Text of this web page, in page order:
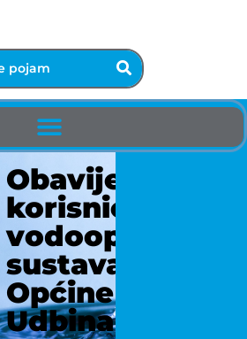
Obavijest
korisnicima
sustava
Općine
Udbina